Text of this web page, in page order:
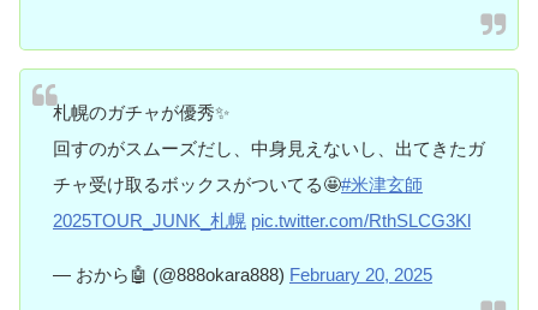
札幌のガチャが優秀✨
回すのがスムーズだし、中身見えないし、出てきたガ
チャ受け取るボックスがついてる🤩#米津玄師
2025TOUR_JUNK_札幌 pic.twitter.com/RthSLCG3Kl
— おから🤖 (@888okara888) February 20, 2025